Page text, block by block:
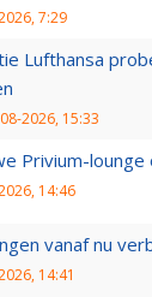
7:29
Lufthansa
2026, 15:33
Privium-
14:46
vanaf nu
14:41